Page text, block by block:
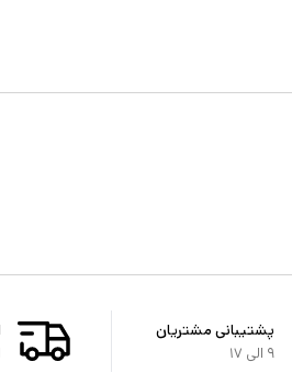
پشتیبانی مشتریان
۹ الی ۱۷